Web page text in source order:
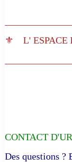
⚜️ L' ESPACE
CONTACT
Des questions ?